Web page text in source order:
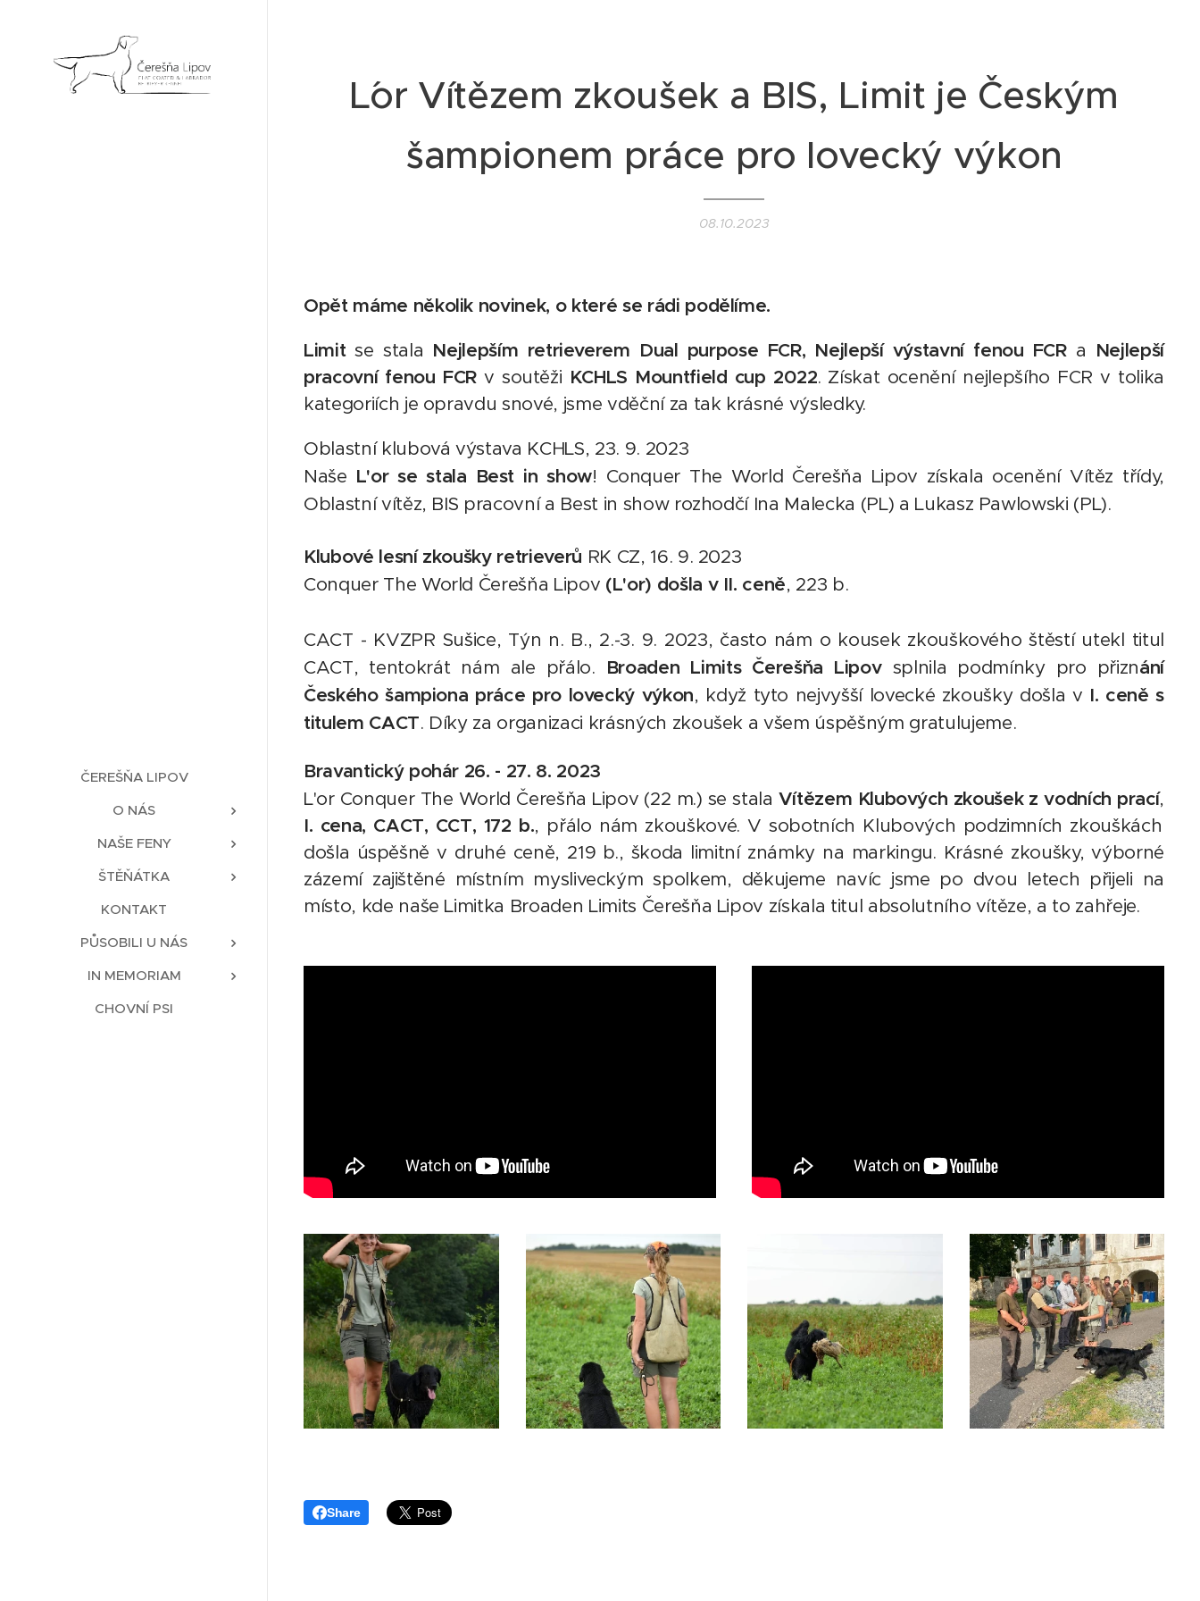
ČEREŠŇA LIPOV
O NÁS
NAŠE FENY
ŠTĚŇÁTKA
KONTAKT
PŮSOBILI U NÁS
IN MEMORIAM
CHOVNÍ PSI
L´or Vítězem zkoušek a BIS, Limit je Českým
šampionem práce pro lovecký výkon
08.10.2023
Opět máme několik novinek, o které se rádi podělíme.
Limitse stala Nejlepším retrieverem Dual purpose FCR, Nejlepší výstavní fenou FCRa Nejlepší
pracovní fenou FCRv soutěži KCHLS Mountfield cup 2022. Získat ocenění nejlepšího FCR v tolika
kategoriích je opravdu snové, jsme vděční za tak krásné výsledky.
Oblastní klubová výstava KCHLS, 23. 9. 2023
Naše L'or se stala Best in show! Conquer The World Čerešňa Lipov získala ocenění Vítěz třídy,
Oblastní vítěz, BIS pracovní a Best in show rozhodčí Ina Malecka (PL) a Lukasz Pawlowski (PL).
Klubové lesní zkoušky retrieverů RK CZ, 16. 9. 2023
Conquer The World Čerešňa Lipov (L'or) došla v II. ceně, 223 b.
CACT - KVZPR Sušice, Týn n. B., 2.-3. 9. 2023, často nám o kousek zkouškového štěstí utekl titul
CACT, tentokrát nám ale přálo. Broaden Limits Čerešňa Lipovsplnila podmínky pro přiznání
Českého šampiona práce pro lovecký výkon, když tyto nejvyšší lovecké zkoušky došla v I. ceně s
titulem CACT. Díky za organizaci krásných zkoušek a všem úspěšným gratulujeme.
Bravantický pohár 26. - 27. 8. 2023
L'or Conquer The World Čerešňa Lipov (22 m.) se stala Vítězem Klubových zkoušek z vodních prací,
I. cena, CACT, CCT, 172 b., přálo nám zkouškové. V sobotních Klubových podzimních zkouškách
došla úspěšně v druhé ceně, 219 b., škoda limitní známky na markingu. Krásné zkoušky, výborné
zázemí zajištěné místním mysliveckým spolkem, děkujeme navíc jsme po dvou letech přijeli na
místo, kde naše Limitka Broaden Limits Čerešňa Lipov získala titul absolutního vítěze, a to zahřeje.
Share